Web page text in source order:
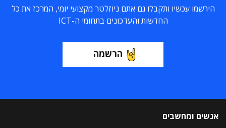
הירשמו עכשיו ותקבלו גם אתם ניוזלטר מקצועי יומי, המרכז את כל
החדשות והעדכונים בתחומי ה-ICT
הרשמה
אנשים ומחשבים